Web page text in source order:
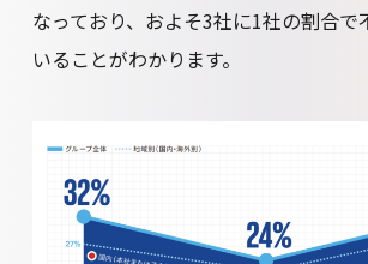
なっており、およそ3社に1社の割合で
いることがわかります。